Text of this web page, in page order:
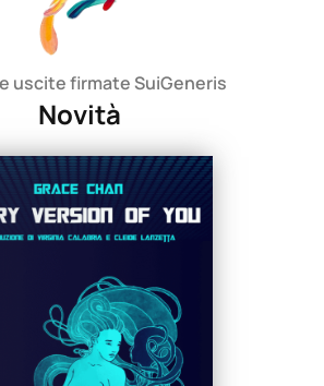
uscite firmate SuiGeneris
Novità